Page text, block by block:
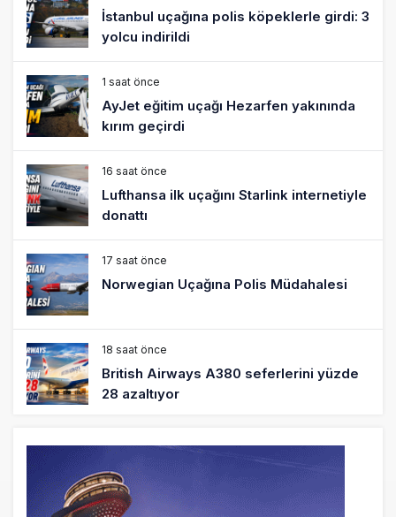
İstanbul uçağına polis köpeklerle girdi: 3
yolcu indirildi
1 saat önce
AyJet eğitim uçağı Hezarfen yakınında
kırım geçirdi
16 saat önce
Lufthansa ilk uçağını Starlink internetiyle
donattı
17 saat önce
Norwegian Uçağına Polis Müdahalesi
18 saat önce
British Airways A380 seferlerini yüzde
28 azaltıyor
Çiti aştı, bakım uçağına girdi: Uyurken
yakalandı